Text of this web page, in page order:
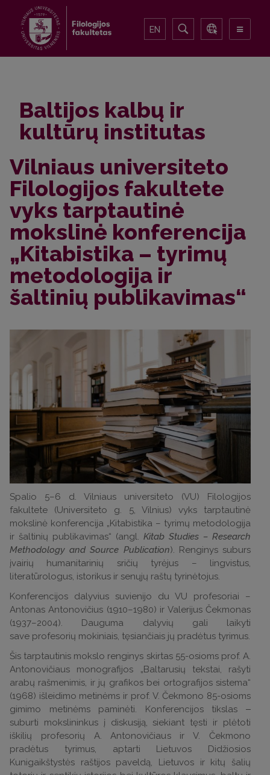
EN
Baltijos kalbų ir
kultūrų institutas
Vilniaus universiteto
Filologijos fakultete
vyks tarptautinė
mokslinė konferencija
„Kitabistika – tyrimų
metodologija ir
šaltinių publikavimas“
Spalio 5–6 d. Vilniaus universiteto (VU) Filologijos
fakultete (Universiteto g. 5, Vilnius) vyks tarptautinė
mokslinė konferencija „Kitabistika – tyrimų metodologija
ir šaltinių publikavimas“ (angl. Kitab Studies – Research
Methodology and Source Publication). Renginys suburs
įvairių humanitarinių sričių tyrėjus – lingvistus,
literatūrologus, istorikus ir senųjų raštų tyrinėtojus.
Konferencijos dalyvius suvienijo du VU profesoriai –
Antonas Antonovičius (1910–1980) ir Valerijus Čekmonas
(1937–2004). Dauguma dalyvių gali laikyti
save profesorių mokiniais, tęsiančiais jų pradėtus tyrimus.
Šis tarptautinis mokslo renginys skirtas 55-osioms prof. A.
Antonovičiaus monografijos „Baltarusių tekstai, rašyti
arabų rašmenimis, ir jų grafikos bei ortografijos sistema“
(1968) išleidimo metinėms ir prof. V. Čekmono 85-osioms
gimimo metinėms paminėti. Konferencijos tikslas ‒
suburti mokslininkus į diskusiją, siekiant tęsti ir plėtoti
iškilių profesorių A. Antonovičiaus ir V. Čekmono
pradėtus tyrimus, aptarti Lietuvos Didžiosios
Kunigaikštystės raštijos paveldą, Lietuvos ir kitų šalių